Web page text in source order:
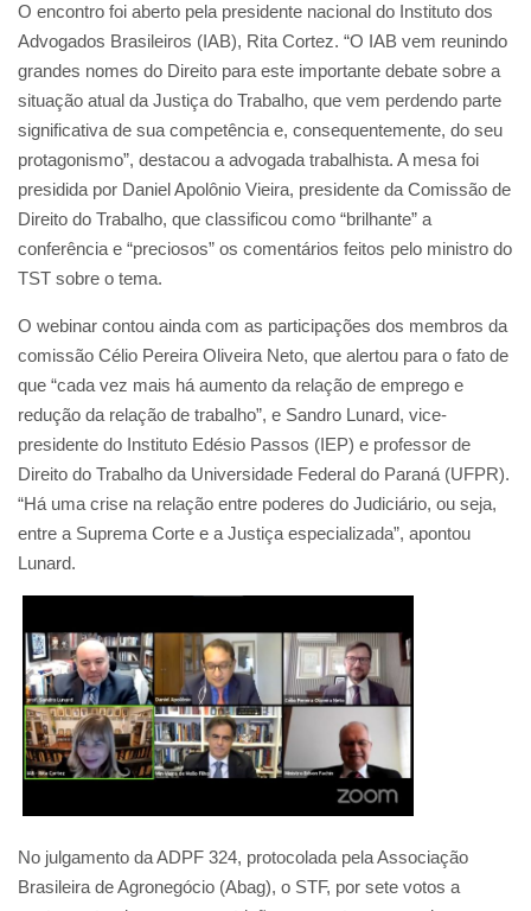
O encontro foi aberto pela presidente nacional do Instituto dos
Advogados Brasileiros (IAB), Rita Cortez. “O IAB vem reunindo
grandes nomes do Direito para este importante debate sobre a
situação atual da Justiça do Trabalho, que vem perdendo parte
significativa de sua competência e, consequentemente, do seu
protagonismo”, destacou a advogada trabalhista. A mesa foi
presidida por Daniel Apolônio Vieira, presidente da Comissão de
Direito do Trabalho, que classificou como “brilhante” a
conferência e “preciosos” os comentários feitos pelo ministro do
TST sobre o tema.
O webinar contou ainda com as participações dos membros da
comissão Célio Pereira Oliveira Neto, que alertou para o fato de
que “cada vez mais há aumento da relação de emprego e
redução da relação de trabalho”, e Sandro Lunard, vice-
presidente do Instituto Edésio Passos (IEP) e professor de
Direito do Trabalho da Universidade Federal do Paraná (UFPR).
“Há uma crise na relação entre poderes do Judiciário, ou seja,
entre a Suprema Corte e a Justiça especializada”, apontou
Lunard.
No julgamento da ADPF 324, protocolada pela Associação
Brasileira de Agronegócio (Abag), o STF, por sete votos a